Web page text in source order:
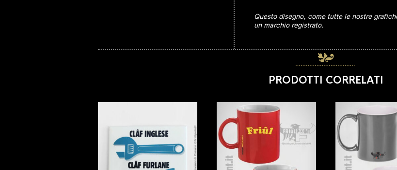
Questo disegno, come tutte le nostre
un marchio registrato.
PRODOTTI CORRELATI